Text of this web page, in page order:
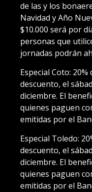
de las y los
Navidad y Año
$10.000 será por
personas que
jornadas podrán
Especial Coto:
descuento, el
diciembre. El
quienes paguen
emitidas por el
Especial Toledo:
descuento, el
diciembre. El
quienes paguen
emitidas por el